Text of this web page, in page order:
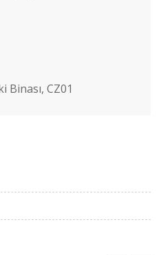
Binası, CZ01
Kavramlar, Veriler ve
Gizli Kalmış Bilgileri
Altında Bağdat’ın